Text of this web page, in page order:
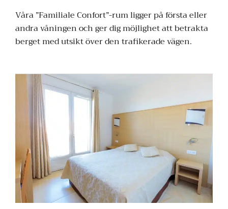
Våra ”Familiale Confort”-rum ligger på första eller
andra våningen och ger dig möjlighet att betrakta
berget med utsikt över den trafikerade vägen.